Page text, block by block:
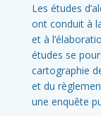
Les études
ont conduit à
et à
études se
cartographie
et du
une enquête